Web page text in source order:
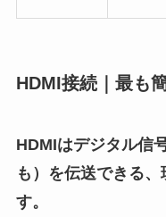
HDMI接続｜最も
HDMIはデジタル信
も）を伝送できる
す。